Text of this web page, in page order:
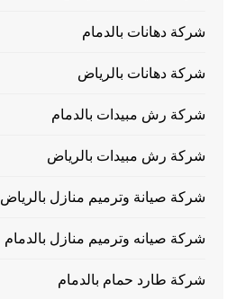
شركة دهانات بالدمام
شركة دهانات بالرياض
شركة رش مبيدات بالدمام
شركة رش مبيدات بالرياض
شركة صيانة وترميم منازل بالرياض
شركة صيانه وترميم منازل بالدمام
شركة طارد حمام بالدمام